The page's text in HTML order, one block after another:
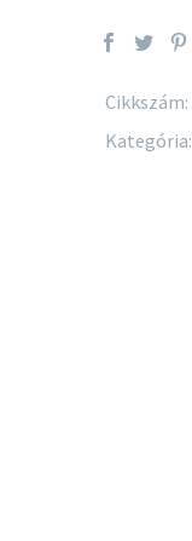
Cikkszám:
Kategória: